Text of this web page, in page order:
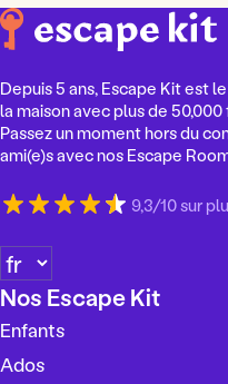
Depuis 5 ans, Escape Kit est
la maison avec plus de
Passez un moment hors du
ami(e)s avec nos Escape
9,3/10 sur
C
h
o
i
s
Nos Escape Kit
Enfants
Ados